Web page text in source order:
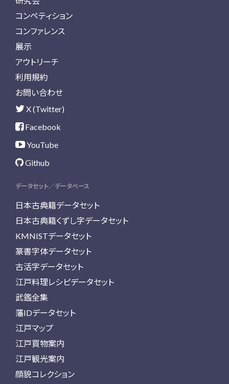
コンペティション
コンファレンス
展示
アウトリーチ
利用規約
お問い合わせ
X (Twitter)
Facebook
YouTube
Github
データセット／データベース
日本古典籍データセット
日本古典籍くずし字データセット
KMNISTデータセット
篆書字体データセット
古活字データセット
江戸料理レシピデータセット
武鑑全集
藩IDデータセット
江戸マップ
江戸買物案内
江戸観光案内
顔貌コレクション